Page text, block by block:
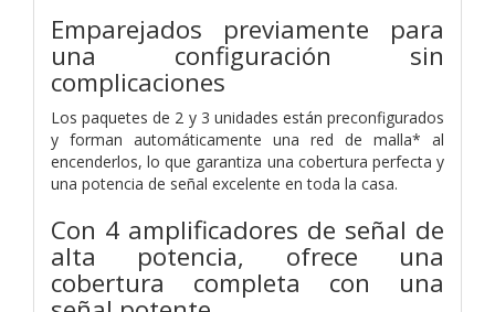
Emparejados previamente para
una configuración sin
complicaciones
Los paquetes de 2 y 3 unidades están preconfigurados
y forman automáticamente una red de malla* al
encenderlos, lo que garantiza una cobertura perfecta y
una potencia de señal excelente en toda la casa.
Con 4 amplificadores de señal de
alta potencia, ofrece una
cobertura completa con una